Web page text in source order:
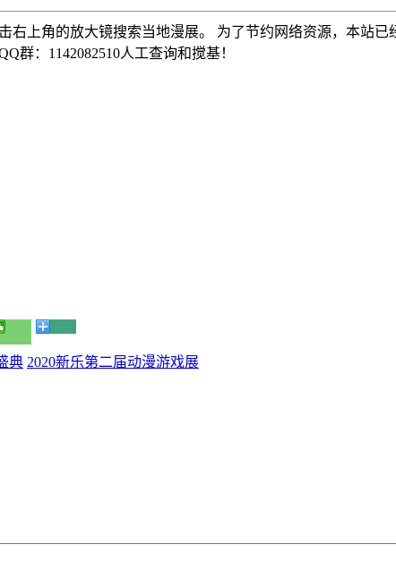
右上角的放大镜搜索当地漫展。 为了节约网络资源，本站
群：1142082510人工查询和搅基！
典 2020新乐第二届动漫游戏展